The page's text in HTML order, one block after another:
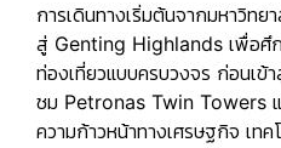
การเดินทางเริ่มต้นจากมหาวิท
สู่ Genting Highlands เพื่อศึ
ท่องเที่ยวแบบครบวงจร ก่อนเข้
ชม Petronas Twin Towers
ความก้าวหน้าทางเศรษฐกิจ เท